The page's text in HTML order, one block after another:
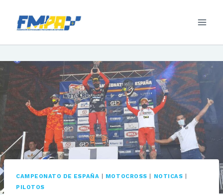
CAMPEONATO DE ESPAÑA MOTOCROSS NOTICAS
PILOTOS